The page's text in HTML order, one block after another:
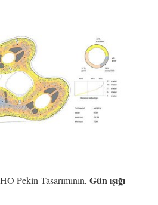
Pekin Tasarımının, Gün ışığı